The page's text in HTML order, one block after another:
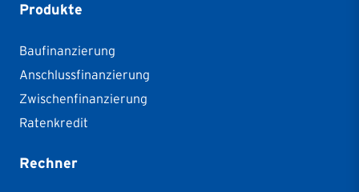
Produkte
Baufinanzierung
Anschlussfinanzierung
Zwischenfinanzierung
Ratenkredit
Rechner